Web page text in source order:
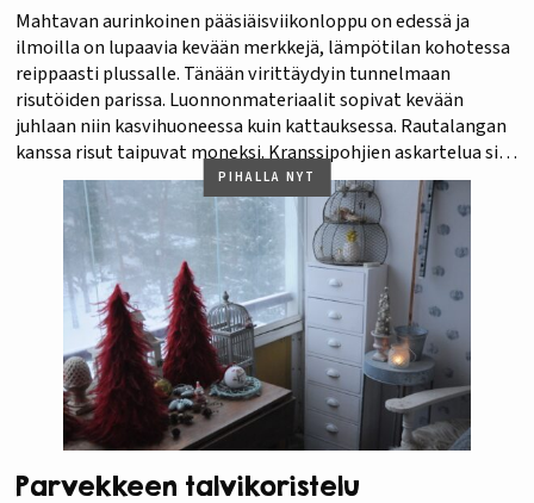
Mahtavan aurinkoinen pääsiäisviikonloppu on edessä ja
ilmoilla on lupaavia kevään merkkejä, lämpötilan kohotessa
reippaasti plussalle. Tänään virittäydyin tunnelmaan
risutöiden parissa. Luonnonmateriaalit sopivat kevään
juhlaan niin kasvihuoneessa kuin kattauksessa. Rautalangan
kanssa risut taipuvat moneksi. Kranssipohjien askartelua siis
riittää pääsiäisen pyhiksi. Täytyy tehdä niitä heti kerralla
koko vuoden tarpeiksi. Tunnustan olevani aloittelija
risutöissä, joten jälki ei ole…
PIHALLA NYT
Parvekkeen talvikoristelu